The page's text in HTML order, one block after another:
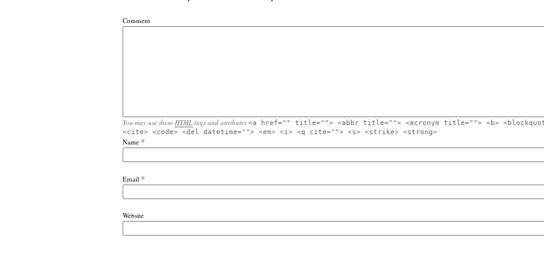
Comment
You may use these HTML tags and attributes <a href="" title=""> <abbr title=""> <acronym title=""> <b>
<cite> <code> <del datetime=""> <em> <i> <q cite=""> <s> <strike> <strong>
Name *
Email *
Website